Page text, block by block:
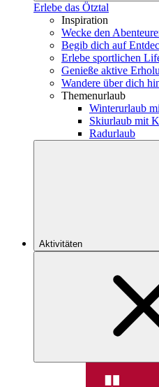
Erlebe das Ötztal
Inspiration
Wecke den
Begib dich auf
Erlebe sportlichen
Genieße aktive
Wandere über dich
Themenurlaub
Winterurlaub
Skiurlaub mit
Radurlaub
Aktivitäten